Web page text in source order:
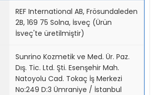
REF International AB, Frösundaleden
2B, 169 75 Solna, İsveç (Ürün
İsveç'te üretilmiştir)
Sunrino Kozmetik ve Med. Ür. Paz.
Dış. Tic. Ltd. Şti. Esenşehir Mah.
Natoyolu Cad. Tokaç İş Merkezi
No:249 D:3 Ümraniye / İstanbul